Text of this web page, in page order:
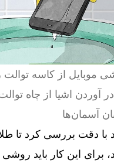
موبایل از کاسه توالت
آوردن اشیا از چاه
آسمان‌ها
با دقت بررسی کرد تا
برای این کار باید روشی